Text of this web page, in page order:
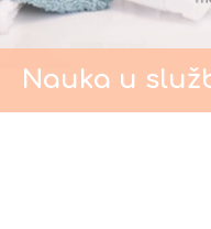
Nauka u